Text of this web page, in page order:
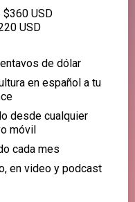
USD
USD
de dólar
en español a tu
desde cualquier
móvil
cada mes
en video y podcast